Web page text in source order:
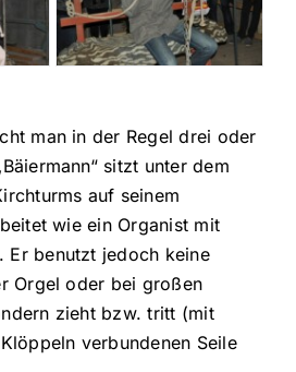
man in der Regel drei oder
sitzt unter dem
auf seinem
wie ein Organist mit
Er benutzt jedoch keine
Orgel oder bei großen
zieht bzw. tritt (mit
verbundenen Seile